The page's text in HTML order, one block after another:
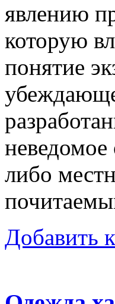
явлению
которую
понятие
либо
Добавить